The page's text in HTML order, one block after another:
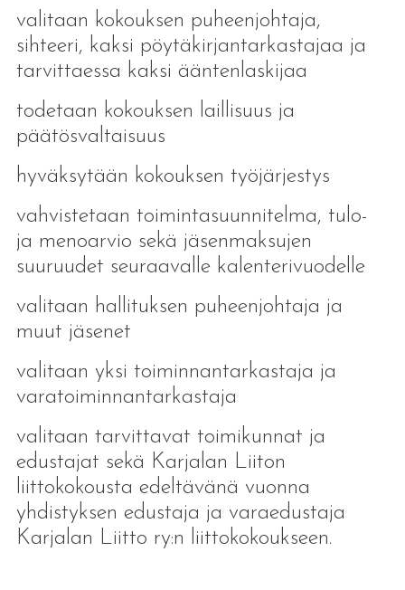
valitaan kokouksen puheenjohtaja,
sihteeri, kaksi pöytäkirjantarkastajaa ja
tarvittaessa kaksi ääntenlaskijaa
todetaan kokouksen laillisuus ja
päätösvaltaisuus
hyväksytään kokouksen työjärjestys
vahvistetaan toimintasuunnitelma, tulo-
ja menoarvio sekä jäsenmaksujen
suuruudet seuraavalle kalenterivuodelle
valitaan hallituksen puheenjohtaja ja
muut jäsenet
valitaan yksi toiminnantarkastaja ja
varatoiminnantarkastaja
valitaan tarvittavat toimikunnat ja
edustajat sekä Karjalan Liiton
liittokokousta edeltävänä vuonna
yhdistyksen edustaja ja varaedustaja
Karjalan Liitto ry:n liittokokoukseen.